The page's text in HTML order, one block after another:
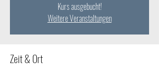
Kurs ausgebucht!
Weitere Veranstaltungen
Zeit & Ort